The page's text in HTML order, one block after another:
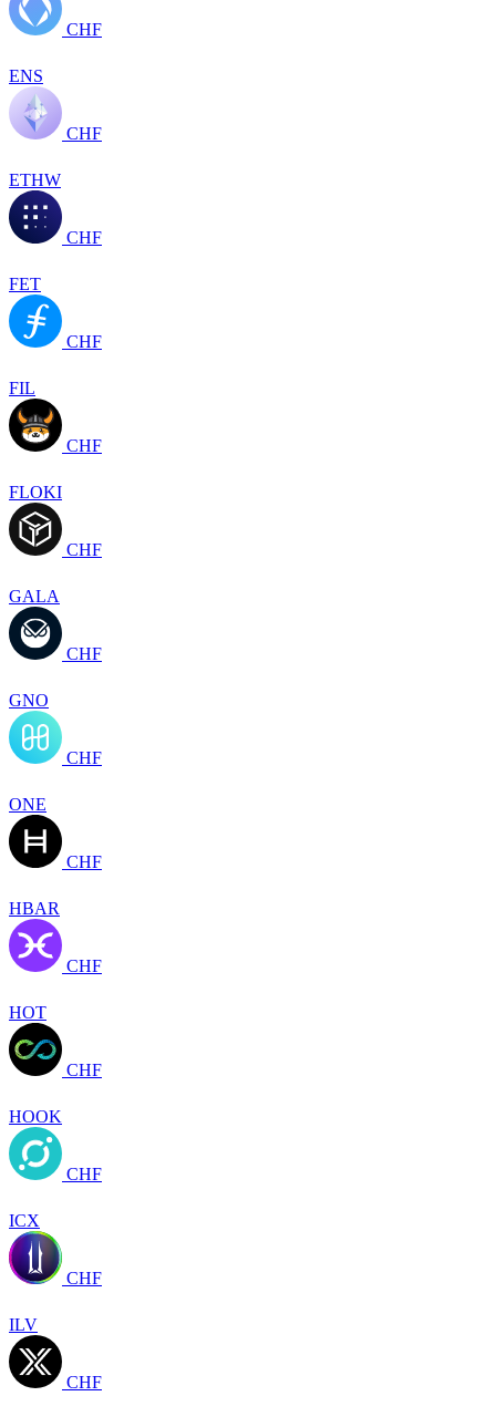
CHF
ENS
CHF
ETHW
CHF
FET
CHF
FIL
CHF
FLOKI
CHF
GALA
CHF
GNO
CHF
ONE
CHF
HBAR
CHF
HOT
CHF
HOOK
CHF
ICX
CHF
ILV
CHF